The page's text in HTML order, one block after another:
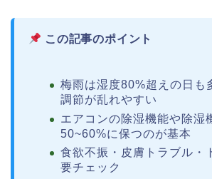
この記事のポイント
梅雨は湿度80%超えの日も
調節が乱れやすい
エアコンの除湿機能や除湿
50~60%に保つのが基本
食欲不振・皮膚トラブル・
要チェック